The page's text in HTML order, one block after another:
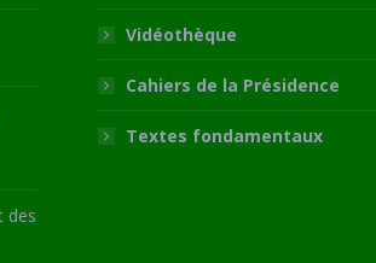
des
Vidéothèque
Cahiers de la Présidence
Textes fondamentaux